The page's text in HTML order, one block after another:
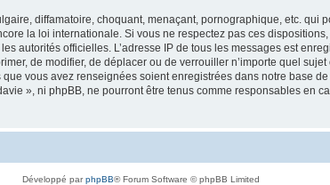
diffamatoire, choquant, menaçant, pornographique, etc. qui
la loi internationale. Si vous ne respectez pas ces
autorités officielles. L’adresse IP de tous les messages est
de modifier, de déplacer ou de verrouiller n’importe quel
vous avez renseignées soient enregistrées dans notre base
», ni phpBB, ne pourront être tenus comme responsables en
Développé parphpBB® Forum Software © phpBB Limited